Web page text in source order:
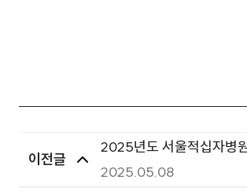
이전글
2025년도 서울적십자병
의용품 40종 구매 단가 계약
2025.05.08